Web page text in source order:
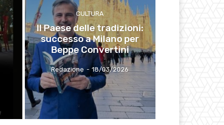
CULTURA
Il Paese delle tradizioni:
successo a Milano per
Beppe Convertini
Redazione - 18/03/2026